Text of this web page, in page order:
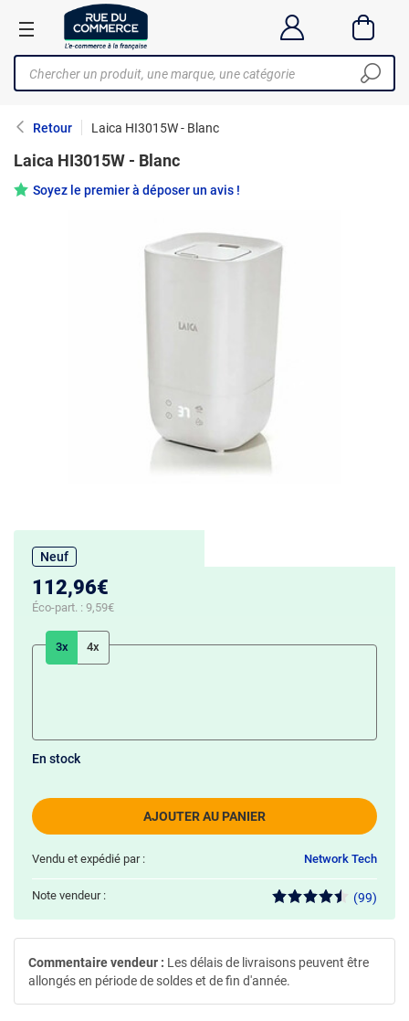
Retour Laica HI3015W - Blanc
Laica HI3015W - Blanc
Soyez le premier à déposer un avis !
Neuf
112,96€
Éco-part. : 9,59€
3x 4x
AJOUTER AU PANIER
En stock
Vendu et expédié par : Network Tech
Note vendeur : (99)
Commentaire vendeur : Les délais de livraisons peuvent être
allongés en période de soldes et de fin d'année.